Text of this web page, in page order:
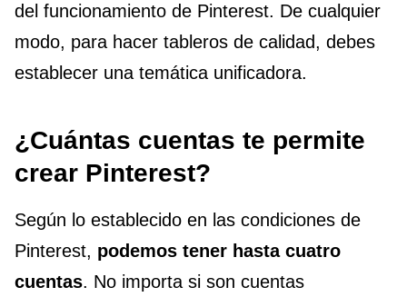
del funcionamiento de Pinterest. De cualquier
modo, para hacer tableros de calidad, debes
establecer una temática unificadora.
¿Cuántas cuentas te permite
crear Pinterest?
Según lo establecido en las condiciones de
Pinterest, podemos tener hasta cuatro
cuentas. No importa si son cuentas